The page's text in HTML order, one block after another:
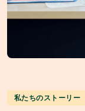
私たちのストーリー